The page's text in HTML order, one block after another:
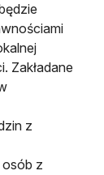
Zakładane
z
z